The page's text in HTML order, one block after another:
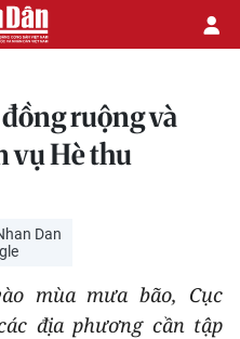
ruộng và
vụ Hè thu
Dan
mùa mưa bão, Cục
địa phương cần tập